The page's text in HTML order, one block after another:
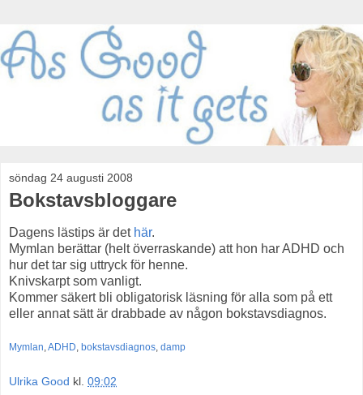
söndag 24 augusti 2008
Bokstavsbloggare
Dagens lästips är det här.
Mymlan berättar (helt överraskande) att hon har ADHD och
hur det tar sig uttryck för henne.
Knivskarpt som vanligt.
Kommer säkert bli obligatorisk läsning för alla som på ett
eller annat sätt är drabbade av någon bokstavsdiagnos.
Mymlan,ADHD, bokstavsdiagnos, damp
Ulrika Good kl. 09:02